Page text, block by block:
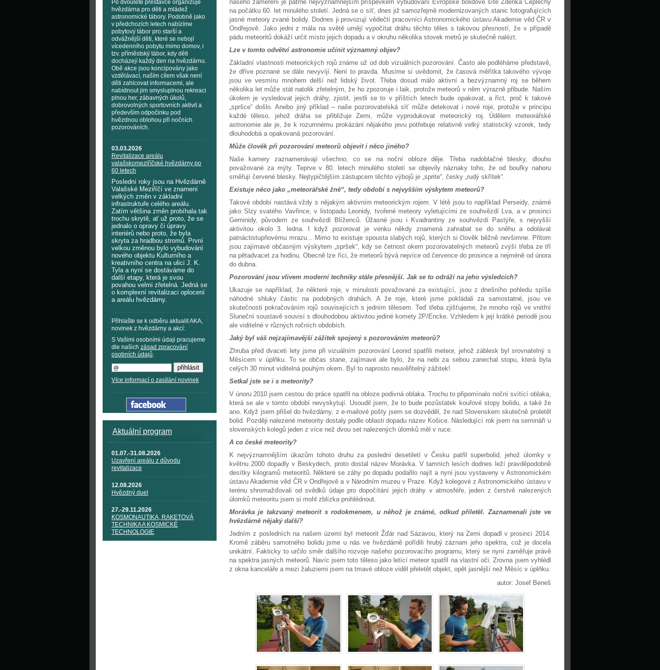
Po dvouleté přestávce organizuje
hvězdárna pro děti a mládež
astronomické tábory. Podobně jako
v předchozích letech nabízíme
pobytový tábor pro starší a
odvážnější děti, které se nebojí
vícedenního pobytu mimo domov, i
tzv. příměstský tábor, kdy děti
docházejí každý den na hvězdárnu.
Obě akce jsou koncipovány jako
vzdělávací, naším cílem však není
děti zahlcovat informacemi, ale
nabídnout jim smysluplnou rekreaci
plnou her, zábavných úkolů,
dobrovolných sportovních aktivit a
především odpočinku pod
hvězdnou oblohou při nočních
pozorováních.
03.03.2026
Revitalizace areálu
valašskomeziříčské hvězdárny po
60 letech
Poslední roky jsou na Hvězdárně
Valašské Meziříčí ve znamení
velkých změn v základní
infrastruktuře celého areálu.
Zatím většina změn probíhala tak
trochu skrytě, ať už proto, že se
jednalo o opravy či úpravy
interiérů nebo proto, že byla
skryta za hradbou stromů. První
velkou změnou bylo vybudování
nového objektu Kulturního a
kreativního centra na ulici J. K.
Tyla a nyní se dostáváme do
další etapy, která je svou
povahou velmi zřetelná. Jedná se
o komplexní revitalizaci oplocení
a areálu hvězdárny.
Přihlašte se k odběru aktualit AKA,
novinek z hvězdárny a akcí:
S Vašimi osobními údaji pracujeme
dle našich zásad zpracování
osobních údajů.
Více informací o zasílání novinek
Aktuální program
01.07.-31.08.2026
Uzavření areálu z důvodu
revitalizace
12.08.2026
Hvězdný duel
27.-29.11.2026
KOSMONAUTIKA, RAKETOVÁ
TECHNIKA A KOSMICKÉ
TECHNOLOGIE
našeho zaměření je patrně nejvýznamnějším příspěvkem vybudování Evropské bolidové sítě Zdeňka Ceplechy
na počátku 60. let minulého století. Jedná se o síť, dnes již samozřejmě modernizovaných stanic fotografujících
jasné meteory zvané bolidy. Dodnes ji provozují vědečtí pracovníci Astronomického ústavu Akademie věd ČR v
Ondřejově. Jako jedni z mála na světě umějí vypočítat dráhu těchto těles s takovou přesností, že v případě
pádu meteoritů dokáží určit místo jejich dopadu a v okruhu několika stovek metrů je skutečně nalézt.
Lze v tomto odvětví astronomie učinit významný objev?
Základní vlastnosti meteorických rojů známe už od dob vizuálních pozorování. Často ale podléháme představě,
že dříve poznané se dále nevyvíjí. Není to pravda. Musíme si uvědomit, že časová měřítka takového vývoje
jsou ve vesmíru mnohem delší než lidský život. Třeba dosud málo aktivní a bezvýznamný roj se během
několika let může stát natolik zřetelným, že ho zpozoruje i laik, protože meteorů v něm výrazně přibude. Naším
úkolem je vysledovat jejich dráhy, zjistit, jestli se to v příštích letech bude opakovat, a říct, proč k takové
„spršce“ došlo. Anebo jiný příklad – naše pozorovatelská síť může detekovat i nové roje, protože v principu
každé těleso, jehož dráha se přibližuje Zemi, může vyprodukovat meteorický roj. Údělem meteorářské
astronomie ale je, že k rozumnému prokázání nějakého jevu potřebuje relativně velký statistický vzorek, tedy
dlouhodobá a opakovaná pozorování.
Může člověk při pozorování meteorů objevit i něco jiného?
Naše kamery zaznamenávají všechno, co se na noční obloze děje. Třeba nadoblačné blesky, dlouho
považované za mýty. Teprve v 80. letech minulého století se objevily náznaky toho, že od bouřky nahoru
směřují červené blesky. Nejtypičtějším zástupcem těchto výbojů je „sprite“, česky „rudý skřítek“.
Existuje něco jako „meteorářské žně“, tedy období s nejvyšším výskytem meteorů?
Takové období nastává vždy s nějakým aktivním meteorickým rojem. V létě jsou to například Perseidy, známé
jako Slzy svatého Vavřince, v listopadu Leonidy, tvořené meteory vyletujícími ze souhvězdí Lva, a v prosinci
Geminidy, původem ze souhvězdí Blíženců. Úžasné jsou i Kvadrantiny ze souhvězdí Pastýře, s nejvyšší
aktivitou okolo 3. ledna. I když pozorovat je venku někdy znamená zahrabat se do sněhu a odolávat
patnáctistupňovému mrazu... Mimo to existuje spousta slabých rojů, kterých si člověk běžně nevšimne. Přitom
jsou zajímavé občasným výskytem „spršek“, kdy se četnost okem pozorovatelných meteorů zvýší třeba ze tří
na pětadvacet za hodinu. Obecně lze říci, že meteorů bývá nejvíce od července do prosince a nejméně od února
do dubna.
Pozorování jsou vlivem moderní techniky stále přesnější. Jak se to odráží na jeho výsledcích?
Ukazuje se například, že některé roje, v minulosti považované za existující, jsou z dnešního pohledu spíše
náhodné shluky částic na podobných drahách. A že roje, které jsme pokládali za samostatné, jsou ve
skutečnosti pokračováním rojů souvisejících s jedním tělesem. Teď třeba zjišťujeme, že mnoho rojů ve vnitřní
Sluneční soustavě souvisí s dlouhodobou aktivitou jediné komety 2P/Encke. Vzhledem k její krátké periodě jsou
ale viditelné v různých ročních obdobích.
Jaký byl váš nejzajímavější zážitek spojený s pozorováním meteorů?
Zhruba před dvaceti lety jsme při vizuálním pozorování Leonid spatřili meteor, jehož záblesk byl srovnatelný s
Měsícem v úplňku. To se občas stane, zajímavé ale bylo, že na nebi za sebou zanechal stopu, která byla
celých 30 minut viditelná pouhým okem. Byl to naprosto neuvěřitelný zážitek!
Setkal jste se i s meteority?
V únoru 2010 jsem cestou do práce spatřil na obloze podivná oblaka. Trochu to připomínalo noční svítící oblaka,
která se ale v tomto období nevyskytují. Usoudil jsem, že to bude pozůstatek kouřové stopy bolidu, a také že
ano. Když jsem přišel do hvězdárny, z e-mailové pošty jsem se dozvěděl, že nad Slovenskem skutečně proletěl
bolid. Později nalezené meteority dostaly podle oblasti dopadu název Košice. Následující rok jsem na seminářï u
slovenských kolegů jeden z více než dvou set nalezených úlomků měl v ruce.
A co české meteority?
K nejvýznamnějším úkazům tohoto druhu za poslední desetiletí v Česku patřil superbolid, jehož úlomky v
květnu 2000 dopadly v Beskydech, proto dostal název Morávka. V tamních lesích dodnes leží pravděpodobně
desítky kilogramů meteoritů. Některé se záhy po dopadu podařilo najít a nyní jsou vystaveny v Astronomickém
ústavu Akademie věd ČR v Ondřejově a v Národním muzeu v Praze. Když kolegové z Astronomického ústavu v
terénu shromažďovali od svědků údaje pro dopočítání jejich dráhy v atmosféře, jeden z čerstvě nalezených
úlomků meteoritu jsem si mohl zblízka prohlédnout.
Morávka je takzvaný meteorit s rodokmenem, u něhož je známé, odkud přiletěl. Zaznamenali jste ve
hvězdárně nějaký další?
Jedním z posledních na našem území byl meteorit Žďár nad Sázavou, který na Zemi dopadl v prosinci 2014.
Kromě záběru samotného bolidu jsme u nás ve hvězdárně pořídili hrubý záznam jeho spektra, což je docela
unikátní. Fakticky to určilo směr dalšího rozvoje našeho pozorovacího programu, který se nyní zaměřuje právě
na spektra jasných meteorů. Navíc jsem toto těleso jako letící meteor spatřil na vlastní oči. Zrovna jsem vyhlédl
z okna kanceláře a mezi žaluziemi jsem na tmavé obloze viděl přeletět objekt, opět jasnější než Měsíc v úplňku.
autor: Josef Beneš